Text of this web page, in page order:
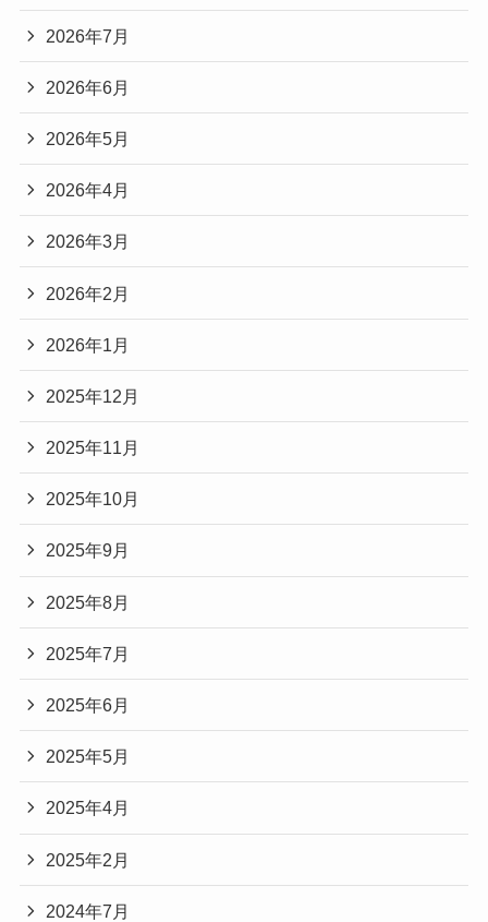
2026年7月
2026年6月
2026年5月
2026年4月
2026年3月
2026年2月
2026年1月
2025年12月
2025年11月
2025年10月
2025年9月
2025年8月
2025年7月
2025年6月
2025年5月
2025年4月
2025年2月
2024年7月